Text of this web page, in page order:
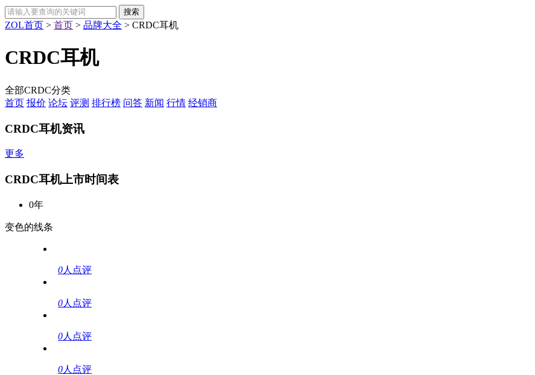
ZOL首页 > 首页 > 品牌大全 > CRDC耳机
CRDC耳机
全部CRDC分类
首页 报价 论坛 评测 排行榜 问答 新闻 行情 经销商
CRDC耳机资讯
更多
CRDC耳机上市时间表
0年
变色的线条
0人点评
0人点评
0人点评
0人点评